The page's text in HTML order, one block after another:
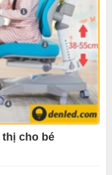
thị cho bé